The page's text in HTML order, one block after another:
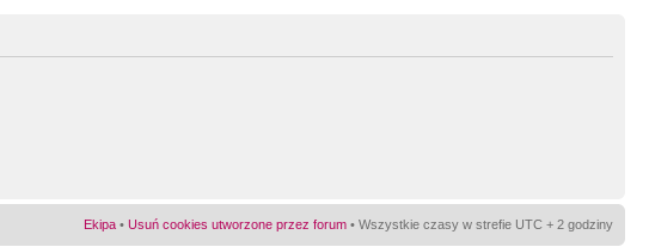
Ekipa • Usuń cookies utworzone przez forum • Wszystkie czasy w strefie UTC + 2 godziny